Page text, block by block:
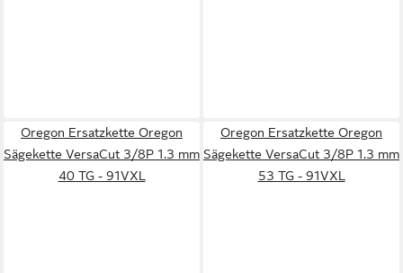
Oregon Ersatzkette Oregon
Sägekette VersaCut 3/8P 1.3 mm
40 TG - 91VXL
Oregon Ersatzkette Oregon
Sägekette VersaCut 3/8P 1.3 mm
53 TG - 91VXL